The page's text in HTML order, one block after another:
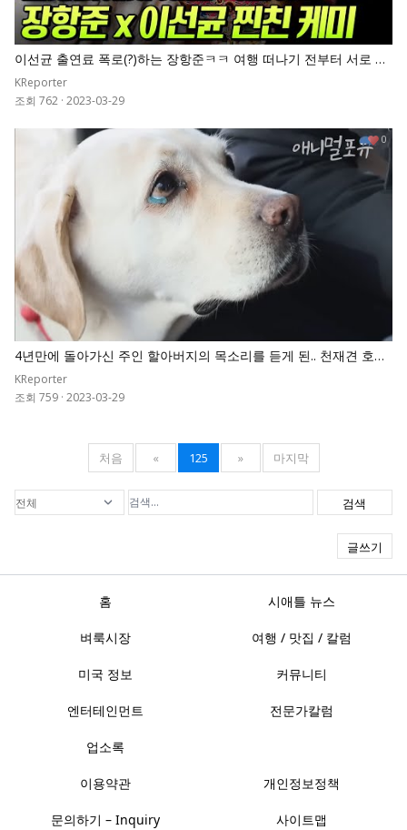
이선균 출연료 폭로(?)하는 장항준ㅋㅋ 여행 떠나기 전부터 서로 극
딜 넣는 이선균X장항준의 찐친 케미
KReporter
조회 762 · 2023-03-29
4년만에 돌아가신 주인 할아버지의 목소리를 듣게 된.. 천재견 호야
의 반응
KReporter
조회 759 · 2023-03-29
0
처음 « 125 » 마지막
검색
글쓰기
홈 시애틀 뉴스
벼룩시장 여행 / 맛집 / 칼럼
미국 정보 커뮤니티
엔터테인먼트 전문가칼럼
업소록
이용약관 개인정보정책
문의하기 – Inquiry 사이트맵